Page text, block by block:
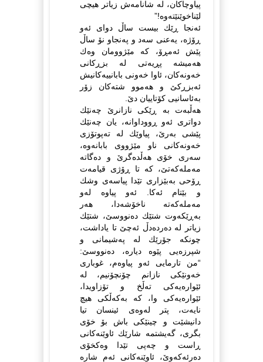
پیاوچاكان، له‌ شانامه‌ش زیاتر هیچی
لێناخوێنێته‌وه‌!”
ئه‌نجا ڕێك بیست ساڵ دوای ئه‌و
ڕۆژه‌، یه‌عنی سه‌د و په‌نجاو نۆ ساڵ
پێش ئه‌مڕۆ، كه‌ مێژوومان وه‌ك
هه‌میشه‌ پڕیه‌تی له‌ بزڕكانی
خه‌ونه‌كان، ئاوا خه‌ونی بابانییه‌كانیش
ئه‌بزڕكێ و هه‌موو شته‌كان زۆر
به‌ئاسانیی كۆتاییان دێ.
هه‌ڵبه‌ت به‌ ڕێكی نازانرێ چه‌نێك
دواتری ئه‌و ڕووداوانه‌، یان چه‌نێك
پێشی به‌رێ، پیاوێك له‌ ته‌پوتۆزی
خه‌ونه‌كانی ناو مێژووی بابانه‌وه‌،
سه‌ری خۆی هه‌ڵده‌گرێ و ده‌گاته‌
مه‌مله‌كه‌تێ، كه‌ تا ڕۆژی قیامه‌ت
ڕۆحی به‌بێزاری تێدا پیاسه‌ی وشك
و بێتام ئه‌كا. ئه‌و پیاوه‌ له‌و
مه‌مله‌كه‌ته‌ ناخۆشه‌دا، هه‌ر
به‌ڕێكه‌وت شتێك ده‌نووسێ، شتێك
زیاتر له‌ ده‌رده‌دڵ ئه‌چێ تا یاداشت،
چونكه‌ جۆرێك له‌ په‌شیمانی و
شپرزه‌یی پێوه‌ دیاره‌، ده‌نووسێ:
“من تارمایی ئه‌و پیاوه‌م، غوباری
خه‌ونێكی نازانم چۆنچۆنیم، له‌
ئێواره‌یه‌كی ته‌ڵخ و تۆزاویدا،
ئێواره‌یه‌كی وا، كه‌ به‌كه‌ڵكی هیچ
نایه‌ت، پتر له‌وه‌ی ئینسان تیا
دانیشێت و چینێكی باش بۆ خۆی
بگری، گه‌یشتمه‌ شارێك ئاوێنه‌كانی
ڕاست و چه‌پی تێدا وه‌كخۆی
ده‌رئه‌كه‌وێ، ئاوێنه‌كانی ئه‌م شاره‌